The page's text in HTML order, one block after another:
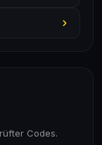
Codes.